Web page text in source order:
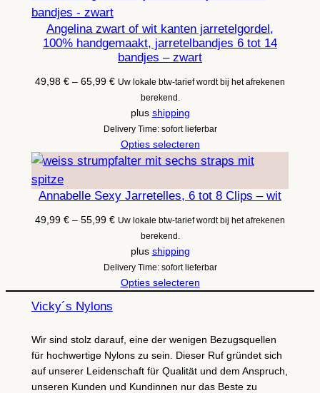
Angelina zwart of wit kanten jarretelgordel,
100% handgemaakt, jarretelbandjes 6 tot 14
bandjes – zwart
49,98 € – 65,99 €Prijsklasse:
49,98 €
65,99 €
Uw lokale btw-tarief wordt bij het afrekenen
berekend.
plus shipping
Delivery Time: sofort lieferbar
Opties selecteren
Annabelle Sexy Jarretelles, 6 tot 8 Clips – wit
49,99 € – 55,99 €Prijsklasse:
49,99 €
55,99 €
Uw lokale btw-tarief wordt bij het afrekenen
berekend.
plus shipping
Delivery Time: sofort lieferbar
Opties selecteren
Vicky´s Nylons
Wir sind stolz darauf, eine der wenigen Bezugsquellen
für hochwertige Nylons zu sein. Dieser Ruf gründet sich
auf unserer Leidenschaft für Qualität und dem Anspruch,
unseren Kunden und Kundinnen nur das Beste zu